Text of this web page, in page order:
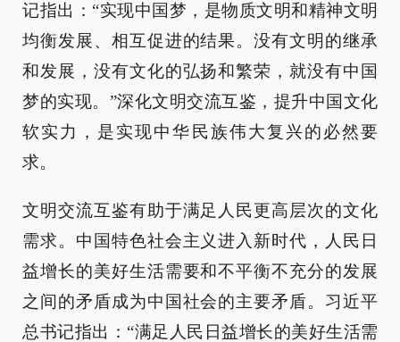
记指出：“实现中国梦，是物质文明和精神文明
均衡发展、相互促进的结果。没有文明的继承
和发展，没有文化的弘扬和繁荣，就没有中国
梦的实现。”深化文明交流互鉴，提升中国文化
软实力，是实现中华民族伟大复兴的必然要
求。
文明交流互鉴有助于满足人民更高层次的文化
需求。中国特色社会主义进入新时代，人民日
益增长的美好生活需要和不平衡不充分的发展
之间的矛盾成为中国社会的主要矛盾。习近平
总书记指出：“满足人民日益增长的美好生活需